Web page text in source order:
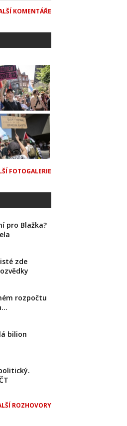
KOMENTÁŘE
FOTOGALERIE
pro Blažka?
zde
rozpočtu
bilion
ROZHOVORY